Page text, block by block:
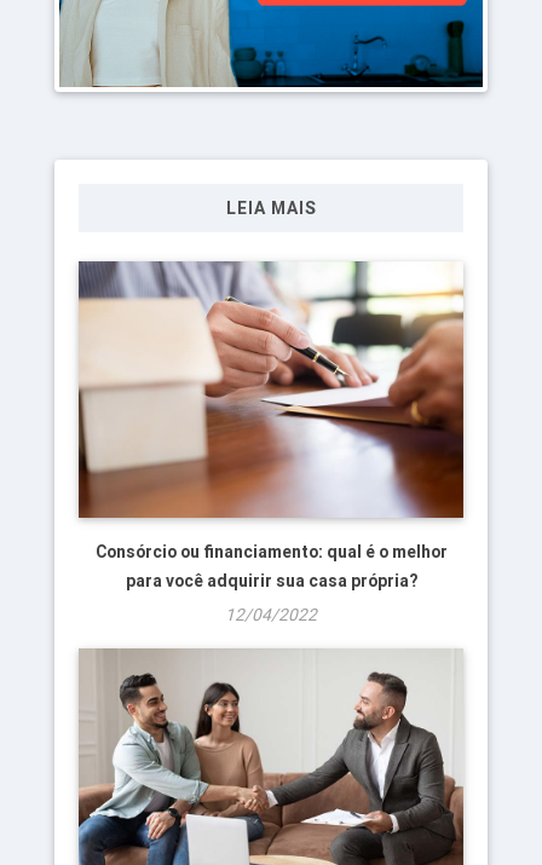
LEIA MAIS
Consórcio ou financiamento: qual é o melhor
para você adquirir sua casa própria?
12/04/2022